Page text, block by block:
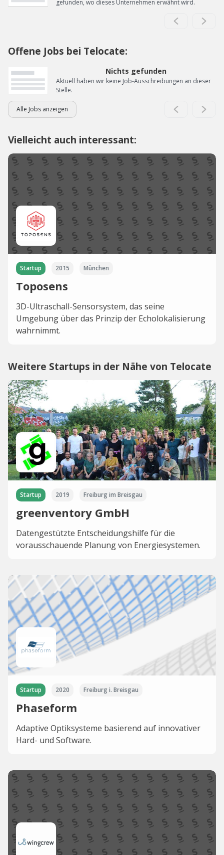
gefunden, wo dieses Unternehmen erwähnt wird.
Offene Jobs bei Telocate:
Nichts gefunden
Aktuell haben wir keine Job-Ausschreibungen an dieser
Stelle.
Alle Jobs anzeigen
Vielleicht auch interessant:
Startup 2015 München
Toposens
3D-Ultraschall-Sensorsystem, das seine
Umgebung über das Prinzip der Echolokalisierung
wahrnimmt.
Weitere Startups in der Nähe von Telocate
Startup 2019 Freiburg im Breisgau
greenventory GmbH
Datengestützte Entscheidungshilfe für die
vorausschauende Planung von Energiesystemen.
Startup 2020 Freiburg i. Breisgau
Phaseform
Adaptive Optiksysteme basierend auf innovativer
Hard- und Software.